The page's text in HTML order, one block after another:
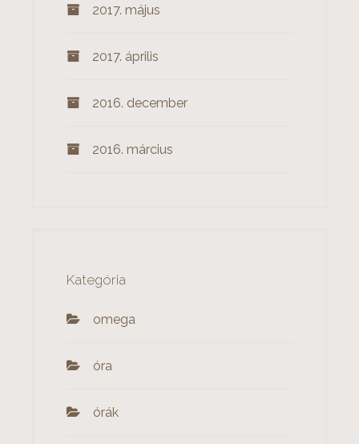
2017. május
2017. április
2016. december
2016. március
Kategória
omega
óra
órák